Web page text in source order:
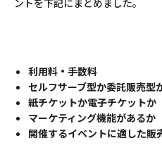
ントを下記にまとめました。
利用料・手数料
セルフサーブ型か委託販売型
紙チケットか電子チケットか
マーケティング機能があるか
開催するイベントに適した販